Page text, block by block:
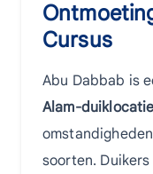
Cursus
Abu Dabbab is
Alam-
soorten.